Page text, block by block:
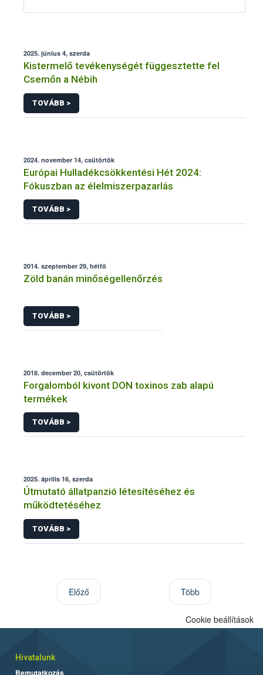
2025. június 4, szerda
Kistermelő tevékenységét függesztette fel
Csemőn a Nébih
TOVÁBB >
2024. november 14, csütörtök
Európai Hulladékcsökkentési Hét 2024:
Fókuszban az élelmiszerpazarlás
TOVÁBB >
2014. szeptember 29, hétfő
Zöld banán minőségellenőrzés
TOVÁBB >
2018. december 20, csütörtök
Forgalomból kivont DON toxinos zab alapú
termékek
TOVÁBB >
2025. április 16, szerda
Útmutató állatpanzió létesítéséhez és
működtetéséhez
TOVÁBB >
Előző Több
Cookie beállítások
Hivatalunk
Bemutatkozás